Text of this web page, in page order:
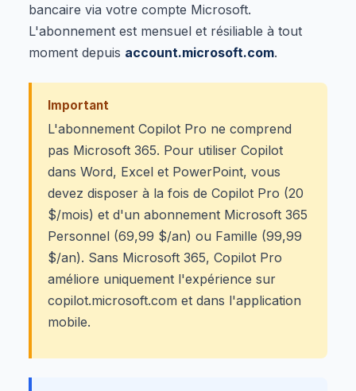
bancaire via votre compte Microsoft.
L'abonnement est mensuel et résiliable à tout
moment depuis account.microsoft.com.
Important
L'abonnement Copilot Pro ne comprend
pas Microsoft 365. Pour utiliser Copilot
dans Word, Excel et PowerPoint, vous
devez disposer à la fois de Copilot Pro (20
$/mois) et d'un abonnement Microsoft 365
Personnel (69,99 $/an) ou Famille (99,99
$/an). Sans Microsoft 365, Copilot Pro
améliore uniquement l'expérience sur
copilot.microsoft.com et dans l'application
mobile.